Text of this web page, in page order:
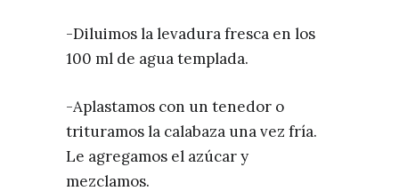
-Diluimos la levadura fresca en los
100 ml de agua templada.
-Aplastamos con un tenedor o
trituramos la calabaza una vez fría.
Le agregamos el azúcar y
mezclamos.